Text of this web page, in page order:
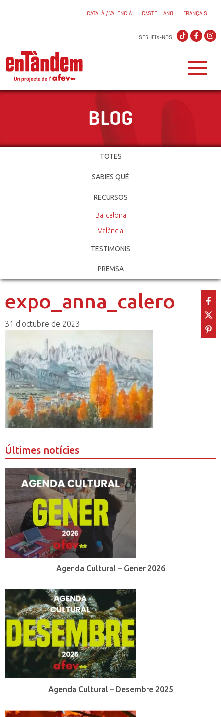
CATALÀ / VALENCIÀ CASTELLANO FRANÇAIS
SEGUEIX-NOS
BLOG
TOTES
SABIES QUÈ
RECURSOS
Barcelona
València
TESTIMONIS
PREMSA
expo_anna_calero
31 d'octubre de 2023
Últimes notícies
Agenda Cultural – Gener 2026
Agenda Cultural – Desembre 2025